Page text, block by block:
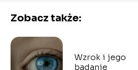
Zobacz także:
Wzrok i jego
badanie